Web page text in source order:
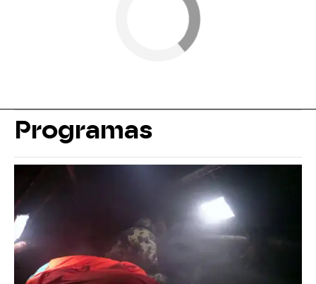
Programas